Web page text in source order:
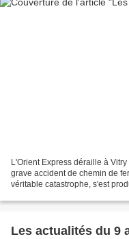
L'Orient Express déraille à
grave accident de chemin de
véritable catastrophe, s'est
Les actualités du 9